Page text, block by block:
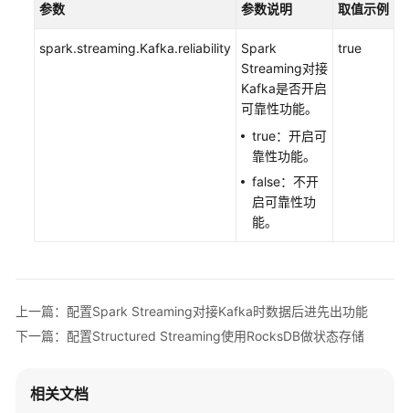
使
Guardian
HetuEngine
使
Hive
参数 参数说明 取值示例
spark.streaming.Kafka.reliability
Spark
Streaming对接
Kafka是否开启
可靠性功能。
true：开启可
靠性功能。
false：不开
启可靠性功
能。
true
上一篇：配置Spark Streaming对接Kafka时数据后进先出功能
下一篇：配置Structured Streaming使用RocksDB做状态存储
相关文档